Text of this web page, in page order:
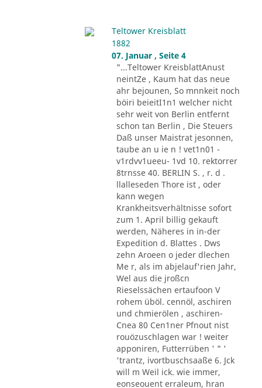
Teltower Kreisblatt
1882
07. Januar , Seite 4
"...Teltower KreisblattAnust
neintZe , Kaum hat das neue
ahr bejounen, So mnnkeit noch
böiri beieitI1n1 welcher nicht
sehr weit von Berlin entfernt
schon tan Berlin , Die Steuers
Daß unser Maistrat jesonnen,
taube an u ie n ! vet1n01 -
v1rdvv1ueeu- 1vd 10. rektorrer
8trnsse 40. BERLIN S. , r. d .
llalleseden Thore ist , oder
kann wegen
Krankheitsverhältnisse sofort
zum 1. April billig gekauft
werden, Näheres in in-der
Expedition d. Blattes . Dws
zehn Aroeen o jeder dlechen
Me r, als im abjelauf'rien Jahr,
Wel aus die jroßcn
Rieselssächen ertaufoon V
rohem üböl. cennöl, aschiren
und chmierölen , aschiren-
Cnea 80 Cen1ner Pfnout nist
rouözuschlagen war ! weiter
apponiren, Futterrüben ' " '
'trantz, ivortbuschsaaße 6. Jck
will m Weil ick. wie immer,
eonseouent erraleum, hran